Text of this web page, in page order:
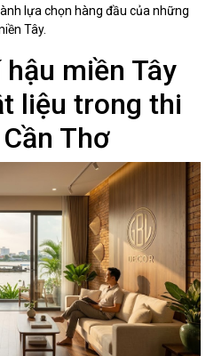
lựa chọn hàng đầu của những
Tây.
miền Tây
liệu trong thi
Thơ